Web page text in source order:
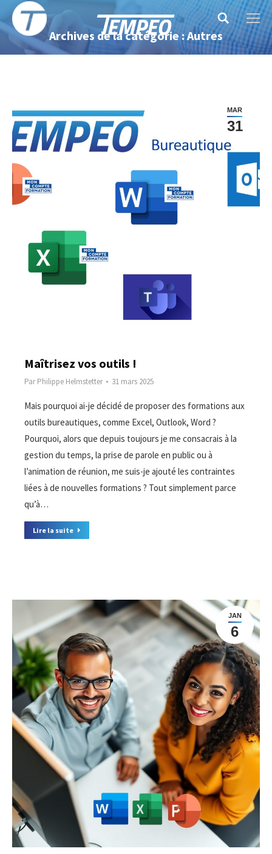
Search:
Archives de la catégorie : Autres
MAR
31
Maîtrisez vos outils !
ParPhilippe Helmstetter 31 mars 2025
Mais pourquoi ai-je décidé de proposer des formations aux
outils bureautiques, comme Excel, Outlook, Word ?
Pourquoi, alors que depuis toujours je me consacrais à la
gestion du temps, la prise de parole en public ou à
l’animation de réunion, me suis-je ajouté les contraintes
liées à de nouvelles formations ? Tout simplement parce
qu’à…
Lire la suite
JAN
6